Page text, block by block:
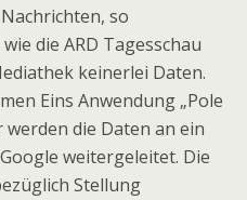
so
die ARD Tagesschau
keinerlei Daten.
Eins Anwendung „Pole
werden die Daten an ein
weitergeleitet. Die
Stellung